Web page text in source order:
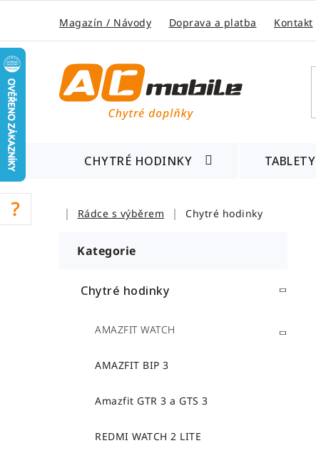
obsah
Magazín / Návody Doprava a platba Kontakt
CHYTRÉ HODINKY TABLETY
DomůRádce s výběrem Chytré hodinky
kategorie
Chytré hodinky
AMAZFIT WATCH
AMAZFIT BIP 3
Amazfit GTR 3 a GTS 3
REDMI WATCH 2 LITE